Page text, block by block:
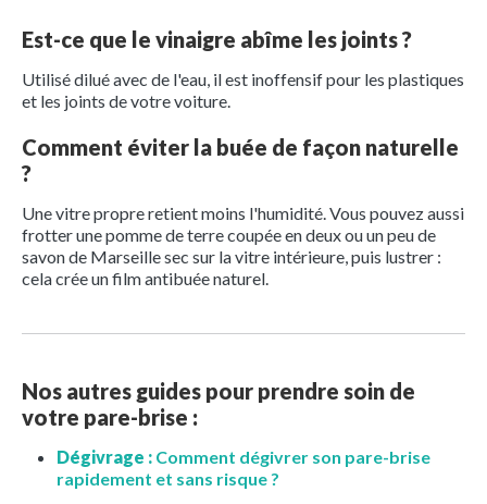
Est-ce que le vinaigre abîme les joints ?
Utilisé dilué avec de l'eau, il est inoffensif pour les plastiques
et les joints de votre voiture.
Comment éviter la buée de façon naturelle
?
Une vitre propre retient moins l'humidité. Vous pouvez aussi
frotter une pomme de terre coupée en deux ou un peu de
savon de Marseille sec sur la vitre intérieure, puis lustrer :
cela crée un film antibuée naturel.
Nos autres guides pour prendre soin de
votre pare-brise :
Dégivrage : Comment dégivrer son pare-brise
rapidement et sans risque ?